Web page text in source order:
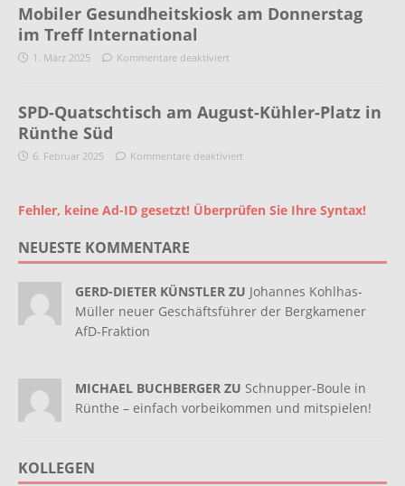
Mobiler Gesundheitskiosk am Donnerstag
im Treff International
1. März 2025 Kommentare deaktiviert
SPD-Quatschtisch am August-Kühler-Platz in
Rünthe Süd
6. Februar 2025 Kommentare deaktiviert
Fehler, keine Ad-ID gesetzt! Überprüfen Sie Ihre Syntax!
NEUESTE KOMMENTARE
GERD-DIETER KÜNSTLER ZU Johannes Kohlhas-
Müller neuer Geschäftsführer der Bergkamener
AfD-Fraktion
MICHAEL BUCHBERGER ZU Schnupper-Boule in
Rünthe – einfach vorbeikommen und mitspielen!
KOLLEGEN